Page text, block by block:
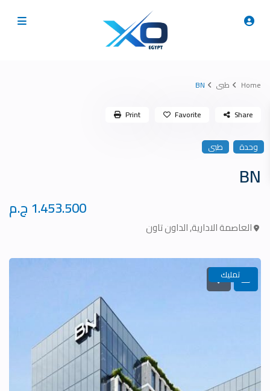
Home طبى BN
وحدة طبى
BN
العاصمة الادارية,الداون تاون
Share
Favorite
Print
تمليك